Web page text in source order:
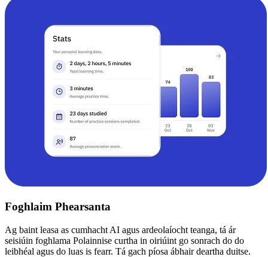
Foghlaim Phearsanta
Ag baint leasa as cumhacht AI agus ardeolaíocht teanga, tá ár
seisiúin foghlama Polainnise curtha in oiriúint go sonrach do do
leibhéal agus do luas is fearr. Tá gach píosa ábhair deartha duitse.